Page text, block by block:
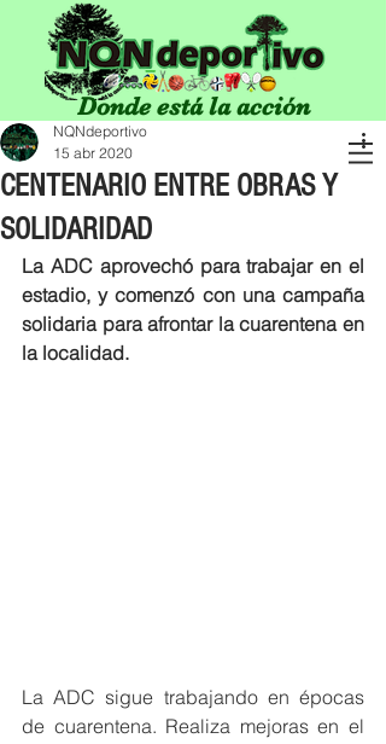
Donde está la acción
CENTENARIO ENTRE OBRAS Y
SOLIDARIDAD
NQNdeportivo
15 abr 2020
La ADC aprovechó para trabajar en el
estadio, y comenzó con una campaña
solidaria para afrontar la cuarentena en
la localidad.
La ADC sigue trabajando en épocas
de cuarentena. Realiza mejoras en el